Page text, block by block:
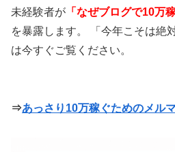
未経験者が 「なぜブログで10万
を暴露します。 「今年こそは絶
は今すぐご覧ください。
⇒あっさり10万稼ぐためのメル